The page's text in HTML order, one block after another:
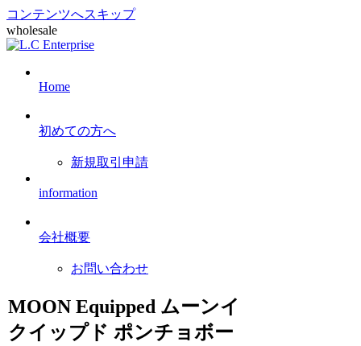
コンテンツへスキップ
wholesale
Home
初めての方へ
新規取引申請
information
会社概要
お問い合わせ
MOON Equipped ムーンイ
クイップド ポンチョボー